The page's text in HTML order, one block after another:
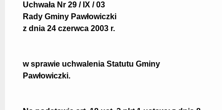
Ochrona Danych Osobowych
Działalność gospodarcza
Podatki i opłaty lokalne
Sprawy w USC
Działalność pożytku publicznego
Dostęp do informacji publicznej
Uchwała Nr 29 / IX / 03
Rady Gminy Pawłowiczki
z dnia 24 czerwca 2003 r.
w sprawie uchwalenia Statutu Gminy
Pawłowiczki.